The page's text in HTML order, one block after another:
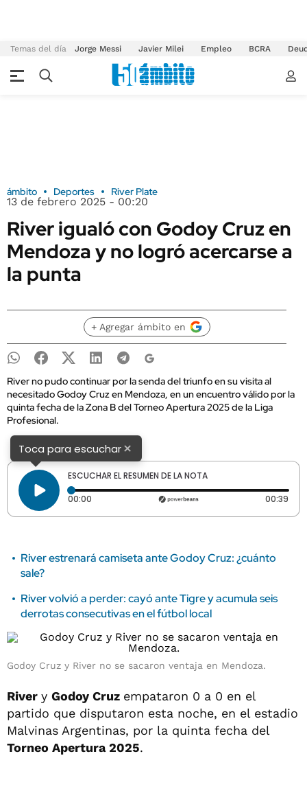
Temas del día Jorge Messi Javier Milei Empleo BCRA
ámbito Deportes River Plate
13 de febrero 2025 - 00:20
River igualó con Godoy Cruz en
Mendoza y no logró acercarse a
la punta
+ Agregar ámbito en
River no pudo continuar por la senda del triunfo en su visita al
necesitado Godoy Cruz en Mendoza, en un encuentro válido por la
quinta fecha de la Zona B del Torneo Apertura 2025 de la Liga
Profesional.
Toca para escuchar×
ESCUCHAR EL RESUMEN DE LA NOTA
00:00 Tiempo transcurrido: 0 segundos 00:39
River estrenará camiseta ante Godoy Cruz: ¿cuánto
sale?
River volvió a perder: cayó ante Tigre y acumula seis
derrotas consecutivas en el fútbol local
Godoy Cruz y River no se sacaron ventaja en Mendoza.
River y Godoy Cruz empataron 0 a 0 en el
partido que disputaron esta noche, en el estadio
Malvinas Argentinas, por la quinta fecha del
Torneo Apertura 2025.